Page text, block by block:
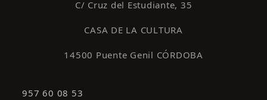
C/ Cruz del Estudiante, 35
CASA DE LA CULTURA
14500 Puente Genil CÓRDOBA
957 60 08 53